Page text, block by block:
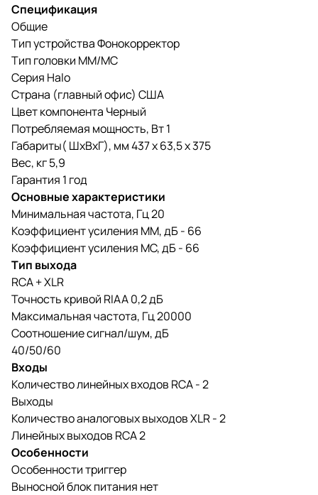
Спецификация
Общие
Тип устройства Фонокорректор
Тип головки MM/MC
Серия Halo
Страна (главный офис) США
Цвет компонента Черный
Потребляемая мощность, Вт 1
Габариты( ШхВхГ), мм 437 х 63,5 х 375
Вес, кг 5,9
Гарантия 1 год
Основные характеристики
Минимальная частота, Гц 20
Коэффициент усиления ММ, дБ - 66
Коэффициент усиления МС, дБ - 66
Тип выхода
RCA + XLR
Точность кривой RIAA 0,2 дБ
Максимальная частота, Гц 20000
Соотношение сигнал/шум, дБ
40/50/60
Входы
Количество линейных входов RCA - 2
Выходы
Количество аналоговых выходов XLR - 2
Линейных выходов RCA 2
Особенности
Особенности триггер
Выносной блок питания нет